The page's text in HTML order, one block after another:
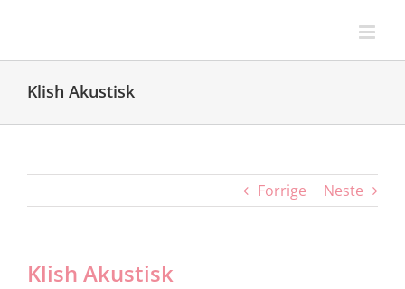
content
Klish Akustisk
Forrige Neste
Klish Akustisk